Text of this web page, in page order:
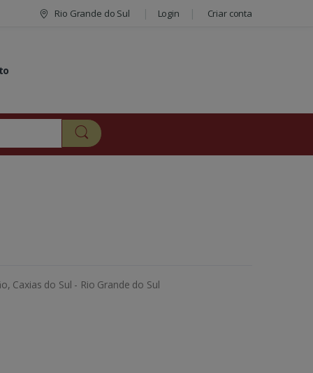
Rio Grande do Sul Login Criar conta
Caxias do Sul - Rio Grande do Sul